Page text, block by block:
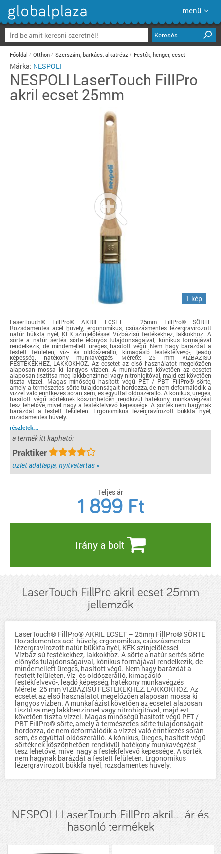
menü
Keresés
Főoldal Otthon Szerszám, barkács, alkatrész Festék, henger, ecset
Márka: NESPOLI
NESPOLI LaserTouch FillPro
akril ecset 25mm
1 kép
LaserTouch® FillPro® AKRIL ECSET – 25mm FillPro® SÖRTE
Rozsdamentes acél hüvely, ergonomikus, csúszásmentes lézergravírozott
natúr bükkfa nyél, KÉK színjelöléssel Vízbázisú festékekhez, lakkokhoz. A
sörte a natúr sertés sörte előnyös tulajdonságaival, kónikus formájával
rendelkezik, de mindemellett üreges, hasított végű. Nem hagy barázdát a
festett felületen, víz- és oldószerálló, kimagasló festékfelvevő-, leadó
képesség, hatékony munkavégzés Mérete: 25 mm VÍZBÁZISÚ
FESTÉKEKHEZ, LAKKOKHOZ. Az ecsetet az első használatot megelőzően
alaposan mossa ki langyos vízben. A munkafázist követően az ecsetet
alaposan tisztítsa meg lakkbenzinnel vagy nitrohígítóval, majd ezt követően
tiszta vízzel. Magas minőségű hasított végű PET / PBT FillPro® sörte,
amely a természetes sörte tulajdonságait hordozza, de nem deformálódik a
vízzel való érintkezés során sem, és egyúttal oldószerálló. A kónikus, üreges,
hasított végű sörtéknek köszönhetően rendkívül hatékony munkavégzést
tesz lehetővé, mivel nagy a festékfelvevő képessége. A sörték nem hagynak
barázdát a festett felületen. Ergonomikus lézergravírozott bükkfa nyél,
rozsdamentes hüvely.
részletek...
a termék itt kapható:
Praktiker
üzlet adatlapja, nyitvatartás »
Teljes ár
1 899 Ft
Irány a bolt
LaserTouch FillPro akril ecset 25mm
jellemzők
LaserTouch® FillPro® AKRIL ECSET – 25mm FillPro® SÖRTE
Rozsdamentes acél hüvely, ergonomikus, csúszásmentes
lézergravírozott natúr bükkfa nyél, KÉK színjelöléssel
Vízbázisú festékekhez, lakkokhoz. A sörte a natúr sertés sörte
előnyös tulajdonságaival, kónikus formájával rendelkezik, de
mindemellett üreges, hasított végű. Nem hagy barázdát a
festett felületen, víz- és oldószerálló, kimagasló
festékfelvevő-, leadó képesség, hatékony munkavégzés
Mérete: 25 mm VÍZBÁZISÚ FESTÉKEKHEZ, LAKKOKHOZ. Az
ecsetet az első használatot megelőzően alaposan mossa ki
langyos vízben. A munkafázist követően az ecsetet alaposan
tisztítsa meg lakkbenzinnel vagy nitrohígítóval, majd ezt
követően tiszta vízzel. Magas minőségű hasított végű PET /
PBT FillPro® sörte, amely a természetes sörte tulajdonságait
hordozza, de nem deformálódik a vízzel való érintkezés során
sem, és egyúttal oldószerálló. A kónikus, üreges, hasított végű
sörtéknek köszönhetően rendkívül hatékony munkavégzést
tesz lehetővé, mivel nagy a festékfelvevő képessége. A sörték
nem hagynak barázdát a festett felületen. Ergonomikus
lézergravírozott bükkfa nyél, rozsdamentes hüvely.
NESPOLI LaserTouch FillPro akril... ár és
hasonló termékek